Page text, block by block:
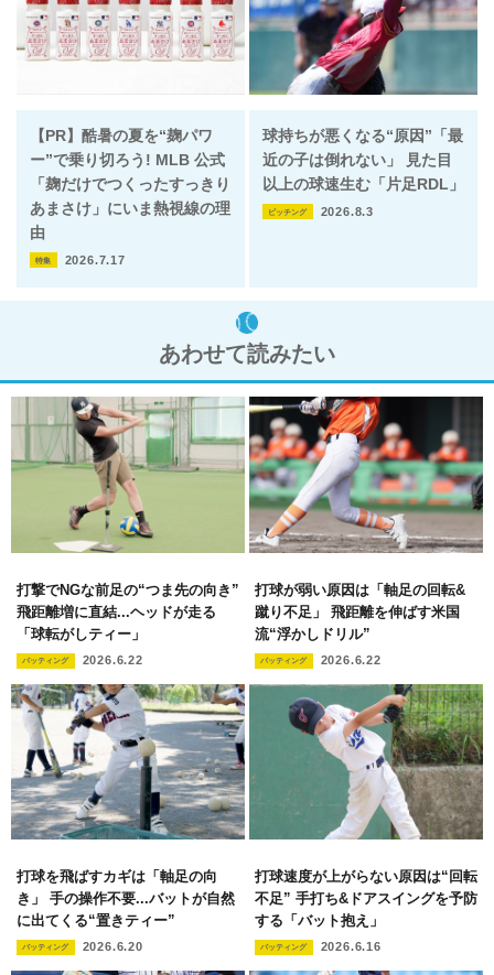
【PR】酷暑の夏を“麹パワ
ー”で乗り切ろう! MLB 公式
「麹だけでつくったすっきり
あまさけ」にいま熱視線の理
由
特集 2026.7.17
球持ちが悪くなる“原因”「最
近の子は倒れない」 見た目
以上の球速生む「片足RDL」
ピッチング 2026.8.3
あわせて読みたい
打撃でNGな前足の“つま先の向き”
飛距離増に直結...ヘッドが走る
「球転がしティー」
バッティング 2026.6.22
打球が弱い原因は「軸足の回転&
蹴り不足」 飛距離を伸ばす米国
流“浮かしドリル”
バッティング 2026.6.22
打球を飛ばすカギは「軸足の向
き」 手の操作不要...バットが自然
に出てくる“置きティー”
バッティング 2026.6.20
打球速度が上がらない原因は“回転
不足” 手打ち&ドアスイングを予防
する「バット抱え」
バッティング 2026.6.16